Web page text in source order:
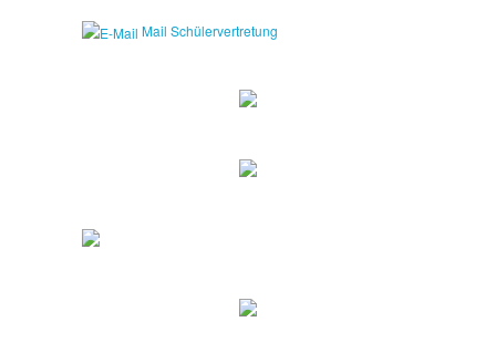
Mail Schülervertretung